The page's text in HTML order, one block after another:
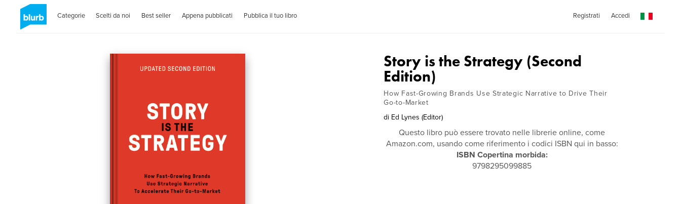
Categorie Scelti da noi Best seller Appena pubblicati Pubblica il tuo libro Registrati Accedi
Story is the Strategy (Second
Edition)
How Fast-Growing Brands Use Strategic Narrative to Drive Their
Go-to-Market
di Ed Lynes (Editor)
Questo libro può essere trovato nelle librerie online, come
Amazon.com, usando come riferimento i codici ISBN qui in basso:
ISBN Copertina morbida:
9798295099885